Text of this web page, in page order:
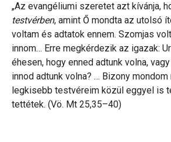
„Az evangéliumi szeretet azt kívánja,
testvérben, amint Ő mondta az utolsó
voltam és adtatok ennem. Szomjas
innom… Erre megkérdezik az igazak:
éhesen, hogy enned adtunk volna,
innod adtunk volna? … Bizony
legkisebb testvéreim közül eggyel is
tettétek. (Vö. Mt 25,35–40)